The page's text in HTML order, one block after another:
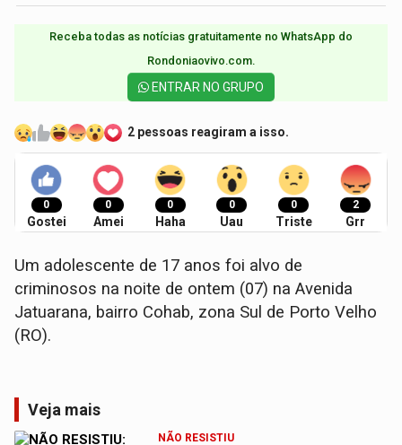
Receba todas as notícias gratuitamente no WhatsApp do
Rondoniaovivo.com.​
ENTRAR NO GRUPO
2 pessoas reagiram a isso.
0
Gostei
0
Amei
0
Haha
0
Uau
0
Triste
2
Grr
Um adolescente de 17 anos foi alvo de
criminosos na noite de ontem (07) na Avenida
Jatuarana, bairro Cohab, zona Sul de Porto Velho
(RO).
Veja mais
NÃO RESISTIU